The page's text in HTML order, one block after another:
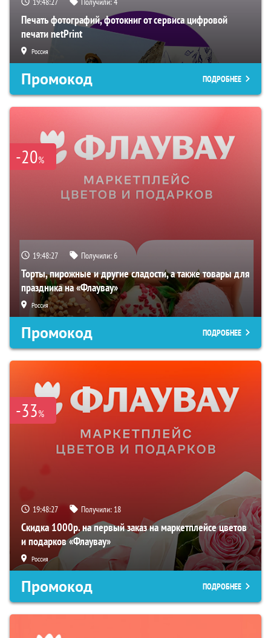
Печать фотографий, фотокниг от сервиса цифровой
печати netPrint
Россия
Промокод ПОДРОБНЕЕ
-20%
19:48:26 Получили:6
Торты, пирожные и другие сладости, а также товары для
праздника на «Флаувау»
Россия
Промокод ПОДРОБНЕЕ
-33%
19:48:26 Получили: 18
Скидка 1000р. на первый заказ на маркетплейсе цветов
и подарков «Флаувау»
Россия
Промокод ПОДРОБНЕЕ